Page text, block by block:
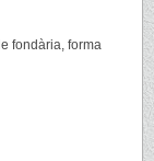
fondària, forma